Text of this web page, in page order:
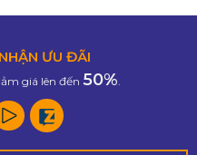
ƯU ĐÃI
giá lên đến 50%.